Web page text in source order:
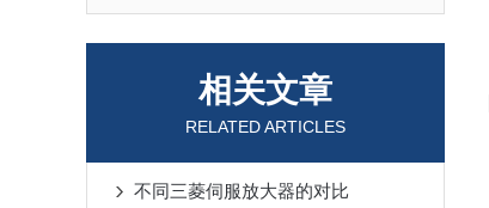
相关文章
RELATED ARTICLES
不同三菱伺服放大器的对比